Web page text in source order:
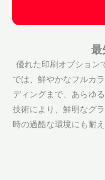
最
優れた印刷オプション
では、鮮やかなフルカ
ディングまで、あらゆ
技術により、鮮明なグ
時の過酷な環境にも耐